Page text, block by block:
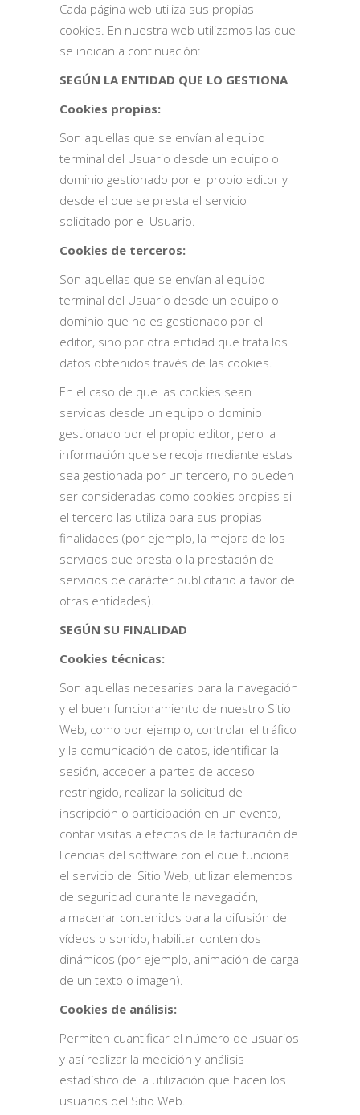
Cada página web utiliza sus propias
cookies. En nuestra web utilizamos las que
se indican a continuación:
SEGÚN LA ENTIDAD QUE LO GESTIONA
Cookies propias:
Son aquellas que se envían al equipo
terminal del Usuario desde un equipo o
dominio gestionado por el propio editor y
desde el que se presta el servicio
solicitado por el Usuario.
Cookies de terceros:
Son aquellas que se envían al equipo
terminal del Usuario desde un equipo o
dominio que no es gestionado por el
editor, sino por otra entidad que trata los
datos obtenidos través de las cookies.
En el caso de que las cookies sean
servidas desde un equipo o dominio
gestionado por el propio editor, pero la
información que se recoja mediante estas
sea gestionada por un tercero, no pueden
ser consideradas como cookies propias si
el tercero las utiliza para sus propias
finalidades (por ejemplo, la mejora de los
servicios que presta o la prestación de
servicios de carácter publicitario a favor de
otras entidades).
SEGÚN SU FINALIDAD
Cookies técnicas:
Son aquellas necesarias para la navegación
y el buen funcionamiento de nuestro Sitio
Web, como por ejemplo, controlar el tráfico
y la comunicación de datos, identificar la
sesión, acceder a partes de acceso
restringido, realizar la solicitud de
inscripción o participación en un evento,
contar visitas a efectos de la facturación de
licencias del software con el que funciona
el servicio del Sitio Web, utilizar elementos
de seguridad durante la navegación,
almacenar contenidos para la difusión de
vídeos o sonido, habilitar contenidos
dinámicos (por ejemplo, animación de carga
de un texto o imagen).
Cookies de análisis:
Permiten cuantificar el número de usuarios
y así realizar la medición y análisis
estadístico de la utilización que hacen los
usuarios del Sitio Web.